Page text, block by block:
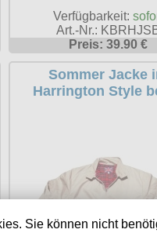
Verfügbarkeit:
Art.-Nr.:
Preis: 39.90 €
Sommer Jacke
Harrington Style
Sie können nicht